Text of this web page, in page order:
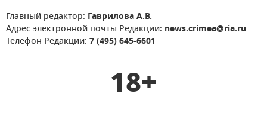
Главный редактор: Гаврилова А.В.
Адрес электронной почты Редакции: news.crimea@ria.ru
Телефон Редакции: 7 (495) 645-6601
18+